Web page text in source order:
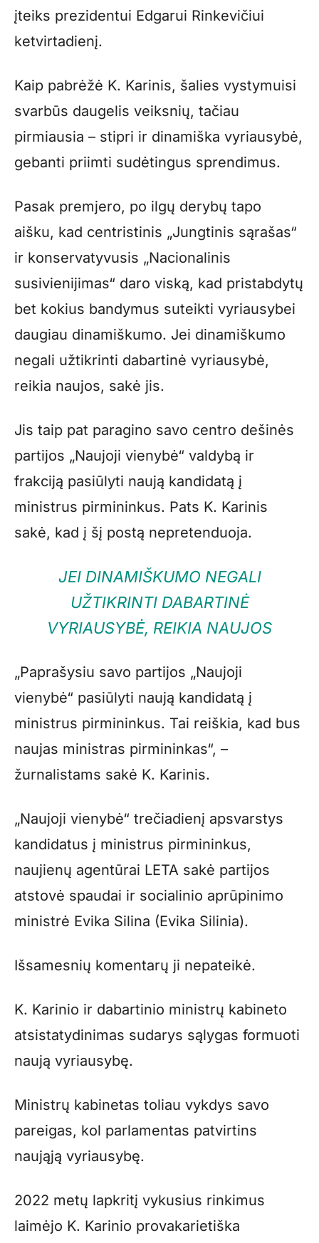
įteiks prezidentui Edgarui Rinkevičiui
ketvirtadienį.
Kaip pabrėžė K. Karinis, šalies vystymuisi
svarbūs daugelis veiksnių, tačiau
pirmiausia – stipri ir dinamiška vyriausybė,
gebanti priimti sudėtingus sprendimus.
Pasak premjero, po ilgų derybų tapo
aišku, kad centristinis „Jungtinis sąrašas“
ir konservatyvusis „Nacionalinis
susivienijimas“ daro viską, kad pristabdytų
bet kokius bandymus suteikti vyriausybei
daugiau dinamiškumo. Jei dinamiškumo
negali užtikrinti dabartinė vyriausybė,
reikia naujos, sakė jis.
Jis taip pat paragino savo centro dešinės
partijos „Naujoji vienybė“ valdybą ir
frakciją pasiūlyti naują kandidatą į
ministrus pirmininkus. Pats K. Karinis
sakė, kad į šį postą nepretenduoja.
JEI DINAMIŠKUMO NEGALI
UŽTIKRINTI DABARTINĖ
VYRIAUSYBĖ, REIKIA NAUJOS
„Paprašysiu savo partijos „Naujoji
vienybė“ pasiūlyti naują kandidatą į
ministrus pirmininkus. Tai reiškia, kad bus
naujas ministras pirmininkas“, –
žurnalistams sakė K. Karinis.
„Naujoji vienybė“ trečiadienį apsvarstys
kandidatus į ministrus pirmininkus,
naujienų agentūrai LETA sakė partijos
atstovė spaudai ir socialinio aprūpinimo
ministrė Evika Silina (Evika Silinia).
Išsamesnių komentarų ji nepateikė.
K. Karinio ir dabartinio ministrų kabineto
atsistatydinimas sudarys sąlygas formuoti
naują vyriausybę.
Ministrų kabinetas toliau vykdys savo
pareigas, kol parlamentas patvirtins
naująją vyriausybę.
2022 metų lapkritį vykusius rinkimus
laimėjo K. Karinio provakarietiška